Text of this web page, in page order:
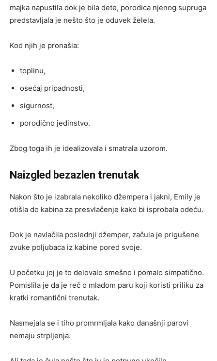
majka napustila dok je bila dete, porodica njenog supruga
predstavljala je nešto što je oduvek želela.
Kod njih je pronašla:
toplinu,
osećaj pripadnosti,
sigurnost,
porodično jedinstvo.
Zbog toga ih je idealizovala i smatrala uzorom.
Naizgled bezazlen trenutak
Nakon što je izabrala nekoliko džempera i jakni, Emily je
otišla do kabina za presvlačenje kako bi isprobala odeću.
Dok je navlačila poslednji džemper, začula je prigušene
zvuke poljubaca iz kabine pored svoje.
U početku joj je to delovalo smešno i pomalo simpatično.
Pomislila je da je reč o mladom paru koji koristi priliku za
kratki romantični trenutak.
Nasmejala se i tiho promrmljala kako današnji parovi
nemaju strpljenja.